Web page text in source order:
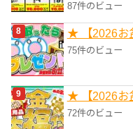
87件のビュー
★ 【2026お
75件のビュー
★ 【2026お
72件のビュー